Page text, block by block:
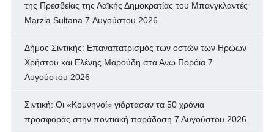
της Πρεσβείας της Λαϊκής Δημοκρατίας του Μπανγκλαντές
Marzia Sultana 7 Αυγούστου 2026
Δήμος Σιντικής: Επαναπατρισμός των oστών των Ηρώων
Χρήστου και Ελένης Μαρούδη στα Ανω Πορόϊα 7
Αυγούστου 2026
Σιντική: Οι «Κομνηνοί» γιόρτασαν τα 50 χρόνια
προσφοράς στην ποντιακή παράδοση 7 Αυγούστου 2026